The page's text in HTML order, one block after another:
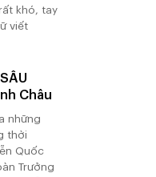
khó, tay
viết
Châu
những
thời
Quốc
Trưởng